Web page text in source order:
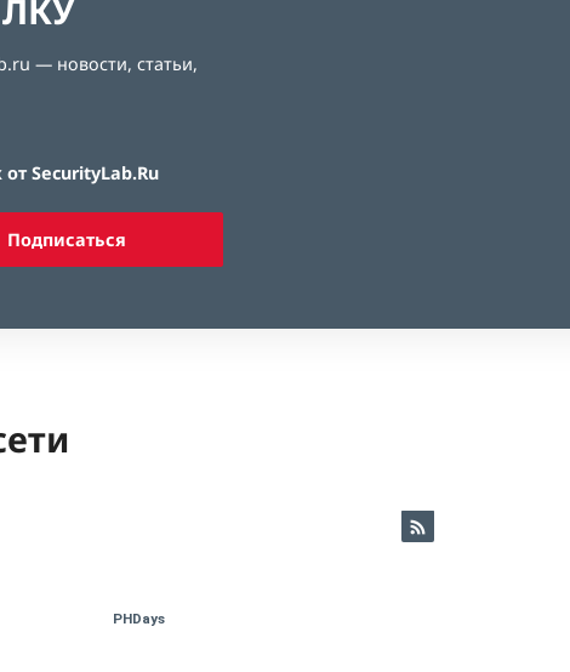
— новости, статьи,
SecurityLab.Ru
Подписаться
PHDays